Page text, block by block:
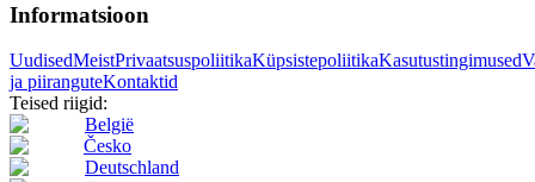
Informatsioon
UudisedMeistPrivaatsuspoliitikaKüpsistepoliitikaKasutustingimused
ja piiranguteKontaktid
Teised riigid:
België
Česko
Deutschland